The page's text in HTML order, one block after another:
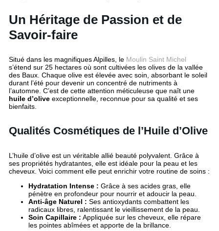
Un Héritage de Passion et de
Savoir-faire
Situé dans les magnifiques Alpilles, le Moulin Saint Michel
s’étend sur 25 hectares où sont cultivées les olives de la vallée
des Baux. Chaque olive est élevée avec soin, absorbant le soleil
durant l’été pour devenir un concentré de nutriments à
l’automne. C’est de cette attention méticuleuse que naît une
huile d’olive exceptionnelle, reconnue pour sa qualité et ses
bienfaits.
Qualités Cosmétiques de l’Huile d’Olive
L’huile d’olive est un véritable allié beauté polyvalent. Grâce à
ses propriétés hydratantes, elle est idéale pour la peau et les
cheveux. Voici comment elle peut enrichir votre routine de soins :
Hydratation Intense : Grâce à ses acides gras, elle
pénètre en profondeur pour nourrir et adoucir la peau.
Anti-âge Naturel : Ses antioxydants combattent les
radicaux libres, ralentissant le vieillissement de la peau.
Soin Capillaire : Appliquée sur les cheveux, elle répare
les pointes abîmées et apporte de la brillance.